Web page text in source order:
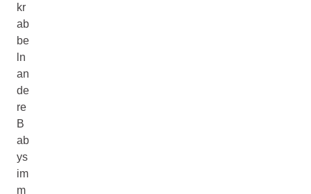
kr
ab
be
ln
an
de
re
B
ab
ys
im
m